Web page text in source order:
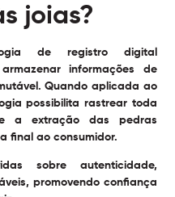
joias?
de registro digital
informações de
Quando aplicada ao
possibilita rastrear toda
a extração das pedras
final ao consumidor.
sobre autenticidade,
promovendo confiança